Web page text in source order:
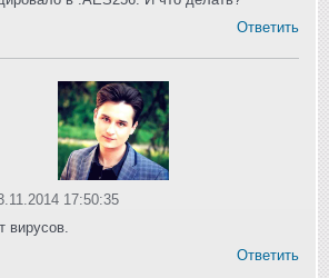
Ответить
17:50:35
вирусов.
Ответить